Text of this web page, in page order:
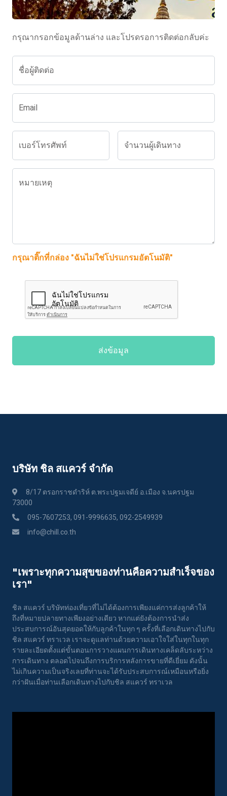
กรุณากรอกข้อมูลด้านล่าง และโปรดรอการติดต่อกลับค่ะ
ชื่อผู้ติดต่อ
Email
เบอร์โทรศัพท์ จำนวนผู้เดินทาง
หมายเหตุ
กรุณาติ๊กที่กล่อง "ฉันไม่ใช่โปรแกรมอัตโนมัติ"
ส่งข้อมูล
บริษัท ชิล สแควร์ จำกัด
8/17 ตรอกราชดำริห์ ต.พระปฐมเจดีย์ อ.เมือง จ.นครปฐม
73000
095-7607253, 091-9996635, 092-2549939
info@chill.co.th
"เพราะทุกความสุขของท่านคือความสําเร็จของ
เรา"
ชิล สแควร์ บริษัทท่องเที่ยวที่ไม่ได้ต้องการเพียงแค่การส่งลูกค้าให้
ถึงที่หมายปลายทางเพียงอย่างเดียว หากแต่ยังต้องการนำส่ง
ประสบการณ์อันสุดยอดให้กับลูกค้าในทุก ๆ ครั้งที่เลือกเดินทางไปกับ
ชิล สแควร์ ทราเวล เราจะดูแลท่านด้วยความเอาใจใส่ในทุกในทุก
รายละเอียดตั้งแต่ขั้นตอนการวางแผนการเดินทางเคล็ดลับระหว่าง
การเดินทาง ตลอดไปจนถึงการบริการหลังการขายที่ดีเยี่ยม ดังนั้น
ไม่เกินความเป็นจริงเลยที่ท่านจะได้รับประสบการณ์เหมือนหรือยิ่ง
กว่าฝันเมื่อท่านเลือกเดินทางไปกับชิล สแควร์ ทราเวล